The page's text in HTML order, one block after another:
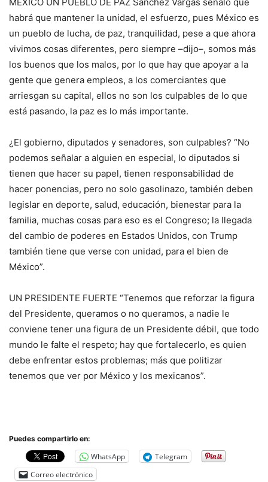
MEXICO UN PUEBLO DE PAZ Sánchez Vargas señaló que
habrá que mantener la unidad, el esfuerzo, pues México es
un pueblo de lucha, de paz, tranquilidad, pese a que ahora
vivimos cosas diferentes, pero siempre –dijo–, somos más
los buenos que los malos, por lo que hay que apoyar a la
gente que genera empleos, a los comerciantes que
arriesgan su capital, ellos no son los culpables de lo que
está pasando, la paz es lo más importante.
¿El gobierno, diputados y senadores, son culpables? “No
podemos señalar a alguien en especial, lo diputados si
tienen que hacer su papel, tienen responsabilidad de
hacer ponencias, pero no solo gasolinazo, también deben
legislar en deporte, salud, educación, bienestar para la
familia, muchas cosas para eso es el Congreso; la llegada
del cambio de poderes en Estados Unidos, con Trump
también tiene que verse con unidad, para el bien de
México”.
UN PRESIDENTE FUERTE “Tenemos que reforzar la figura
del Presidente, queramos o no queramos, a nadie le
conviene tener una figura de un Presidente débil, que todo
mundo le falte el respeto; hay que fortalecerlo, es quien
debe enfrentar estos problemas; más que politizar
tenemos que ver por México y los mexicanos”.
Puedes compartirlo en:
WhatsApp
Telegram
Correo electrónico